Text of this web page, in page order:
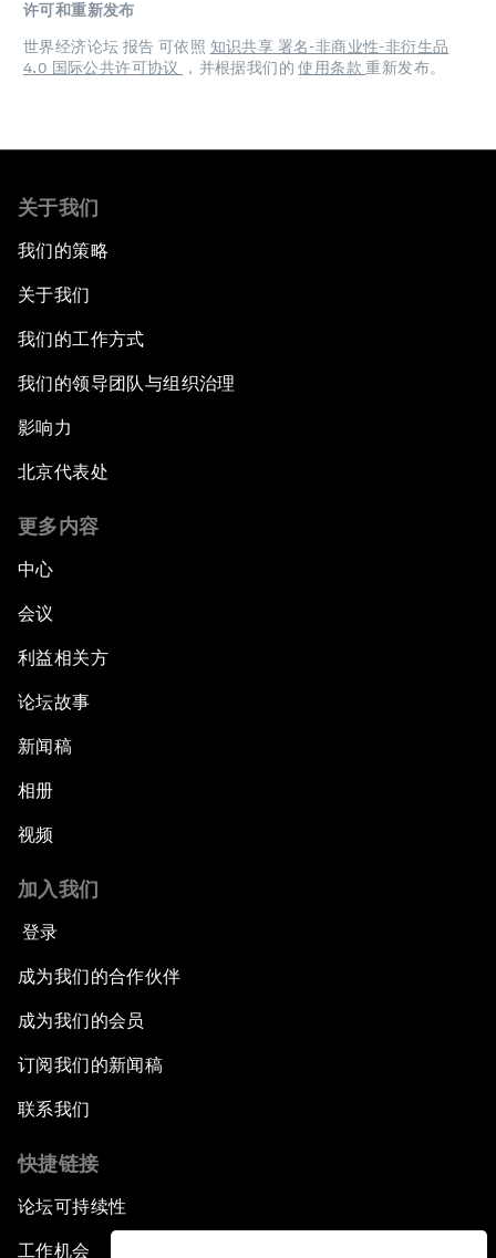
许可和重新发布
世界经济论坛 报告 可依照 知识共享 署名-非商业性-非衍生品
4.0 国际公共许可协议
，并根据我们的使用条款重新发布。
关于我们
我们的策略
关于我们
我们的工作方式
我们的领导团队与组织治理
影响力
北京代表处
更多内容
中心
会议
利益相关方
论坛故事
新闻稿
相册
视频
加入我们
登录
成为我们的合作伙伴
成为我们的会员
订阅我们的新闻稿
联系我们
快捷链接
论坛可持续性
工作机会